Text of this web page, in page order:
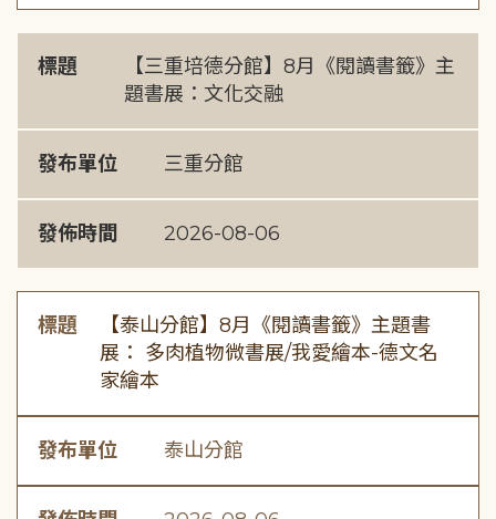
標題
【三重培德分館】8月《閱讀書籤》主
題書展：文化交融
發布單位 三重分館
發佈時間 2026-08-06
標題
【泰山分館】8月《閱讀書籤》主題書
展： 多肉植物微書展/我愛繪本-德文名
家繪本
發布單位 泰山分館